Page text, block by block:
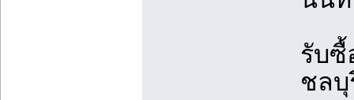
รับซื้
ชลบุ